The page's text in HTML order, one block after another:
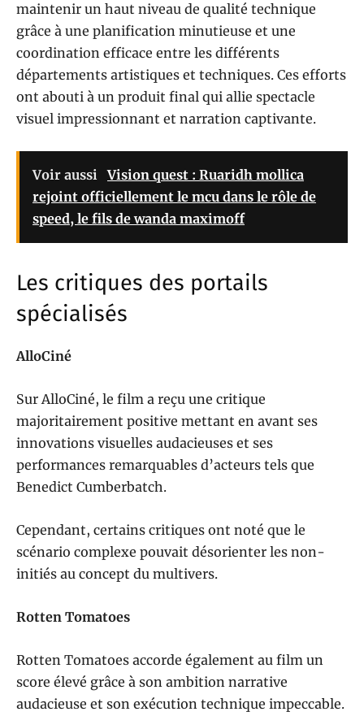
maintenir un haut niveau de qualité technique
grâce à une planification minutieuse et une
coordination efficace entre les différents
départements artistiques et techniques. Ces efforts
ont abouti à un produit final qui allie spectacle
visuel impressionnant et narration captivante.
Voir aussi Vision quest : Ruaridh mollica
rejoint officiellement le mcu dans le rôle de
speed, le fils de wanda maximoff
Les critiques des portails
spécialisés
AlloCiné
Sur AlloCiné, le film a reçu une critique
majoritairement positive mettant en avant ses
innovations visuelles audacieuses et ses
performances remarquables d’acteurs tels que
Benedict Cumberbatch.
Cependant, certains critiques ont noté que le
scénario complexe pouvait désorienter les non-
initiés au concept du multivers.
Rotten Tomatoes
Rotten Tomatoes accorde également au film un
score élevé grâce à son ambition narrative
audacieuse et son exécution technique impeccable.